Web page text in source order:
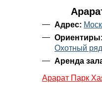
Адрес:
Ориентиры:
Охотный ряд
Аренда
Арарат Парк